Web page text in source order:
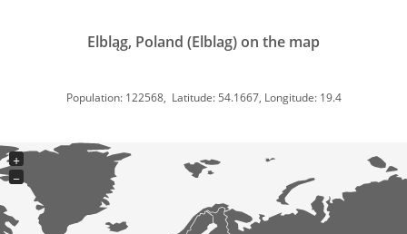
Elbląg, Poland (Elblag) on the map
Population: 122568, Latitude: 54.1667, Longitude: 19.4
+
−